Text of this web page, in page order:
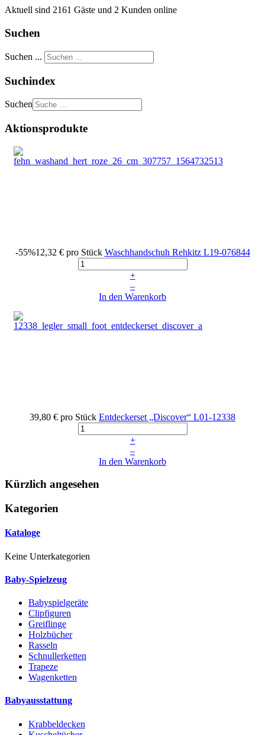
Aktuell sind 2161 Gäste und 2 Kunden online
Suchen
Suchen ...
Suchindex
Suchen
Aktionsprodukte
-55%12,32 € pro Stück Waschhandschuh Rehkitz L19-076844
+
–
In den Warenkorb
39,80 € pro Stück Entdeckerset „Discover“ L01-12338
+
–
In den Warenkorb
Kürzlich angesehen
Kategorien
Kataloge
Keine Unterkategorien
Baby-Spielzeug
Babyspielgeräte
Clipfiguren
Greiflinge
Holzbücher
Rasseln
Schnullerketten
Trapeze
Wagenketten
Babyausstattung
Krabbeldecken